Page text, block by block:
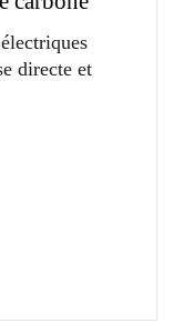
directe et